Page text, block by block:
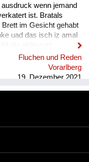
wenn jemand
ist. Bratals
im Gesicht gehabt
uad das isch iz amal
vielleicht finden
Fluchen und Reden
Vorarlberg
19. Dezember 2021